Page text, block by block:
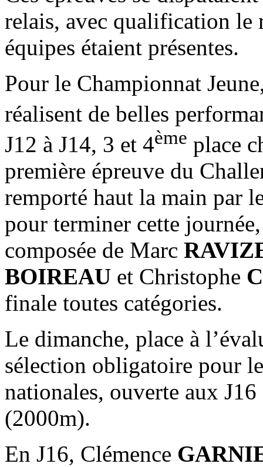
relais, avec qualification le
équipes étaient présentes.
Pour le Championnat
réalisent de belles
J12 à J14, 3 et 4ème place
première épreuve du
remporté haut la main par
pour terminer cette
composée de Marc
BOIREAU et Christophe
finale toutes catégories.
Le dimanche, place à
sélection obligatoire pour
nationales, ouverte aux
(2000m).
En J16, Clémence